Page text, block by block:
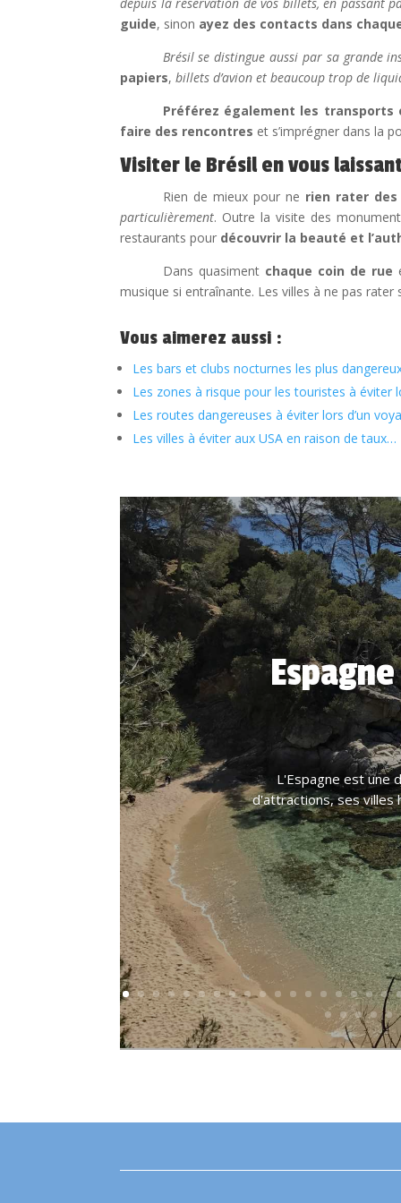
guide, sinon ayez des contacts dans
Brésil se distingue aussi par sa grande
papiers,billets d’avion et beaucoup trop de
Préférez également les transports
faire des rencontres et s’imprégner dans la
Visiter le Brésil en vous
Rien de mieux pour ne rien rater des
particulièrement. Outre la visite des
restaurants pour découvrir la beauté et
Dans quasiment chaque coin de rue
musique si entraînante. Les villes à ne pas
Vous aimerez aussi :
Les bars et clubs nocturnes les plus
Les zones à risque pour les touristes à éviter
Les routes dangereuses à éviter lors d’un
Les villes à éviter aux USA en raison de taux…
L'Espagne est une
d'attractions, ses villes